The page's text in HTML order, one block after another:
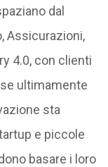
dal
Assicurazioni,
4.0, con clienti
ultimamente
sta
e piccole
basare i loro